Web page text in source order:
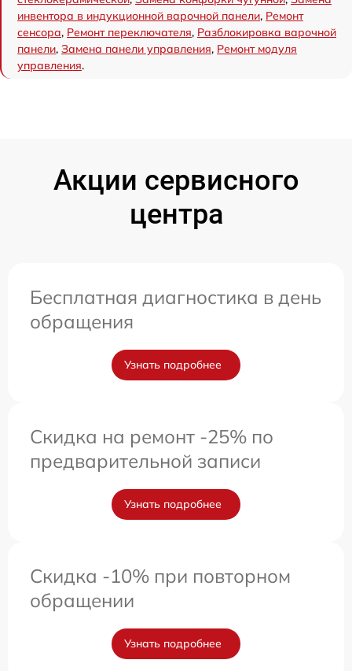
инвентора в индукционной варочной панели, Ремонт
сенсора, Ремонт переключателя, Разблокировка варочной
панели, Замена панели управления, Ремонт модуля
управления.
Акции сервисного
центра
Бесплатная диагностика в день
обращения
Узнать подробнее
Скидка на ремонт -25% по
предварительной записи
Узнать подробнее
Скидка -10% при повторном
обращении
Узнать подробнее